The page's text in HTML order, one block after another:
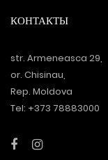
КОНТАКТЫ
str. Armeneasca 29,
or. Chisinau,
Rep. Moldova
Tel: +373 78883000